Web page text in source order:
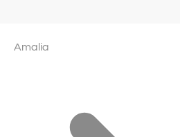
Amalia